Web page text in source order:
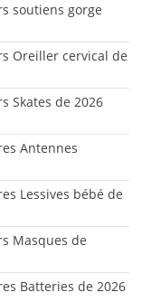
soutiens gorge
Oreiller cervical de
Skates de 2026
Antennes
Lessives bébé de
Masques de
Batteries de 2026